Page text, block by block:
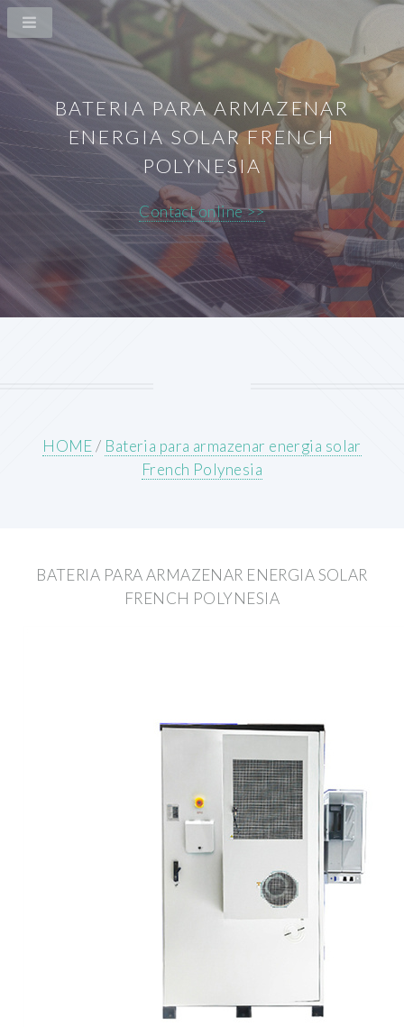
BATERIA PARA ARMAZENAR
ENERGIA SOLAR FRENCH
POLYNESIA
Contact online >>
HOME/ Bateria para armazenar energia solar
French Polynesia
BATERIA PARA ARMAZENAR ENERGIA SOLAR
FRENCH POLYNESIA